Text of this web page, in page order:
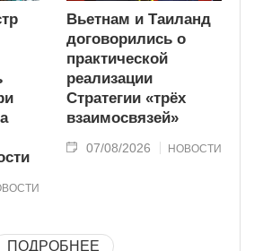
Вьетнам и Таиланд
договорились о
практической
реализации
Стратегии «трёх
взаимосвязей»
07/08/2026 НОВОСТИ
ПОДРОБНЕЕ